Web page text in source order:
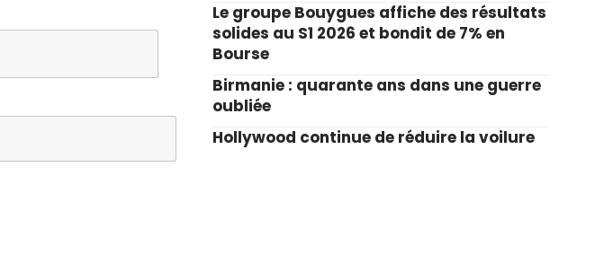
Le groupe Bouygues affiche des résultats
solides au S1 2026 et bondit de 7% en
Bourse
Birmanie : quarante ans dans une guerre
oubliée
Hollywood continue de réduire la voilure